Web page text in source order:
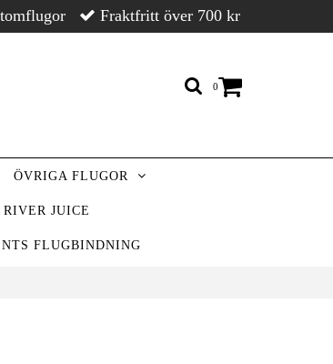
Fraktfritt över 700 kr
0
ÖVRIGA FLUGOR
RIVER JUICE
NTS FLUGBINDNING